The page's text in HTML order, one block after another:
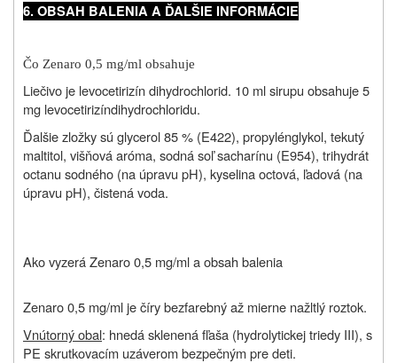
6. OBSAH BALENIA A ĎALŠIE INFORMÁCIE
Čo Zenaro 0,5 mg/ml obsahuje
Liečivo je levocetirizín dihydrochlorid. 10 ml sirupu obsahuje 5
mg levocetirizíndihydrochloridu.
Ďalšie zložky sú glycerol 85 % (E422), propylénglykol, tekutý
maltitol, višňová aróma, sodná soľ sacharínu (E954), trihydrát
octanu sodného (na úpravu pH), kyselina octová, ľadová (na
úpravu pH), čistená voda.
Ako vyzerá Zenaro 0,5 mg/ml a obsah balenia
Zenaro 0,5 mg/ml je číry bezfarebný až mierne nažltlý roztok.
Vnútorný obal: hnedá sklenená fľaša (hydrolytickej triedy III), s
PE skrutkovacím uzáverom bezpečným pre deti.